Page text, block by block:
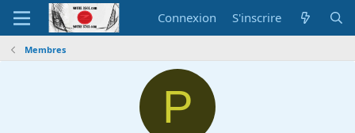
Connexion S'inscrire
Membres
P